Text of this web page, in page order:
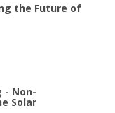
the Future of
- Non-
Solar